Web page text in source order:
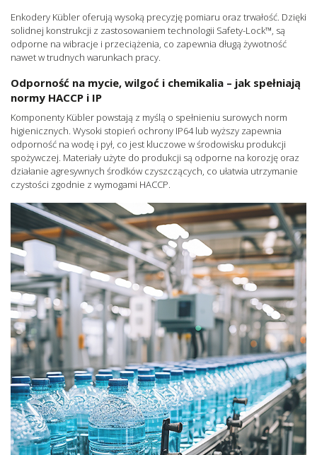
Enkodery Kübler oferują wysoką precyzję pomiaru oraz trwałość. Dzięki
solidnej konstrukcji z zastosowaniem technologii Safety-Lock™, są
odporne na wibracje i przeciążenia, co zapewnia długą żywotność
nawet w trudnych warunkach pracy.
Odporność na mycie, wilgoć i chemikalia – jak spełniają
normy HACCP i IP
Komponenty Kübler powstają z myślą o spełnieniu surowych norm
higienicznych. Wysoki stopień ochrony IP64 lub wyższy zapewnia
odporność na wodę i pył, co jest kluczowe w środowisku produkcji
spożywczej. Materiały użyte do produkcji są odporne na korozję oraz
działanie agresywnych środków czyszczących, co ułatwia utrzymanie
czystości zgodnie z wymogami HACCP.